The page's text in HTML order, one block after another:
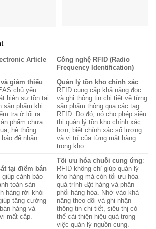
Article
Công nghệ RFID (Radio
Frequency Identification)
giảm thiểu
chủ yếu
hiện sự tồn tại
sản phẩm khi
tra ở lối ra
phẩm chưa
hệ thống
để nhân
Quản lý tồn kho chính xác:
RFID cung cấp khả năng đọc
và ghi thông tin chi tiết về từng
sản phẩm thông qua các tag
RFID. Do đó, nó cho phép siêu
thị quản lý tồn kho chính xác
hơn, biết chính xác số lượng
và vị trí của từng mặt hàng
trong kho.
tại điểm bán
giúp cảnh báo
toán sản
hàng rời khỏi
tăng cường
hàng và
mất cắp.
Tối ưu hóa chuỗi cung ứng:
RFID không chỉ giúp quản lý
kho hàng mà còn tối ưu hóa
quá trình đặt hàng và phân
phối hàng hóa. Nhờ vào khả
năng theo dõi và ghi nhận
thông tin chi tiết, siêu thị có
thể cải thiện hiệu quả trong
việc quản lý nguồn cung.